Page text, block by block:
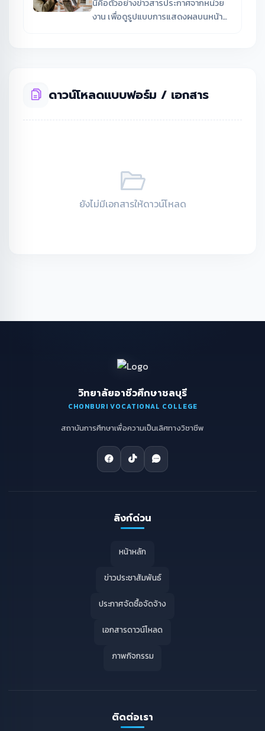
นี่คือตัวอย่างข่าวสารประกาศจากหน่วย
งาน เพื่อดูรูปแบบการแสดงผลบนหน้า
ดาวน์โหลดแบบฟอร์ม / เอกสาร
ยังไม่มีเอกสารให้ดาวน์โหลด
วิทยาลัยอาชีวศึกษาชลบุรี
CHONBURI VOCATIONAL COLLEGE
สถาบันการศึกษาเพื่อความเป็นเลิศทางวิชาชีพ
ลิงก์ด่วน
หน้าหลัก
ข่าวประชาสัมพันธ์
ประกาศจัดซื้อจัดจ้าง
เอกสารดาวน์โหลด
ภาพกิจกรรม
ติดต่อเรา